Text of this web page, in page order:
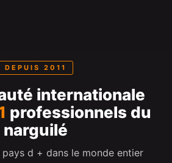
DEPUIS 2011
internationale
professionnels du
narguilé
pays d + dans le monde entier